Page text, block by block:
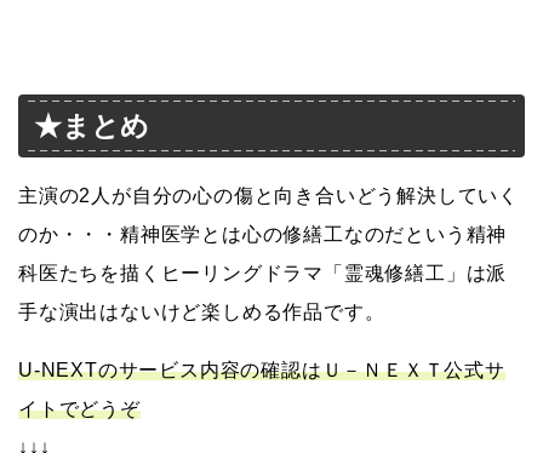
★まとめ
主演の2人が自分の心の傷と向き合いどう解決していく
のか・・・精神医学とは心の修繕工なのだという精神
科医たちを描くヒーリングドラマ「霊魂修繕工」は派
手な演出はないけど楽しめる作品です。
U-NEXTのサービス内容の確認はＵ－ＮＥＸＴ公式サ
イトでどうぞ
↓↓↓